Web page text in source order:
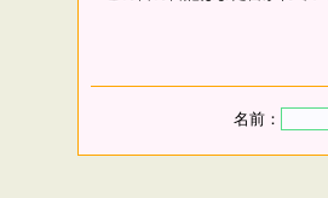
名前：